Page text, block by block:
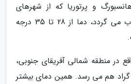
و پرتوریا که از شهرهای
آفریقای جنوبی محسوب می گردد، دما از 28 تا 35 درجه
در منطقه شمالی آفریقای جنوبی،
گراد هم می رسد. همین دمای بیشتر